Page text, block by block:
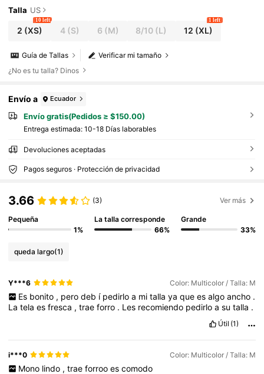
Talla US
2 (XS)
10 left
4(S) 6 (M) 8/10 (L) 12 (XL)
1 left
Verificar mi tamaño
Guía de Tallas
¿No es tu talla? Dinos
Envío a Ecuador
Envío gratis(Pedidos ≥ $150.00)
Entrega estimada: 10-18 Días laborables
Devoluciones aceptadas
Pagos seguros · Protección de privacidad
3.66 (3) Ver más
Pequeña
1%
La talla corresponde
66%
Grande
33%
queda largo(1)
Y***6 Color: Multicolor / Talla: M
Es bonito , pero deb í pedirlo a mi talla ya que es algo ancho .
Latelaesfresca ,traeforro . Les recomiendo pedirloasutalla .
Útil (1)
i***0 Color: Multicolor / Talla: M
Mono lindo , trae forroo es comodo